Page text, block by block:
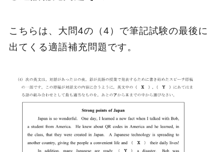
こちらは、大問4の（4）で筆記試験の最後に
出てくる適語補充問題です。